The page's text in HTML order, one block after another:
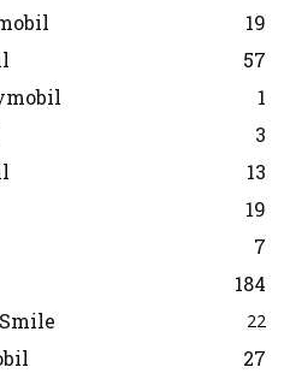
19
57
1
3
13
19
7
184
22
27